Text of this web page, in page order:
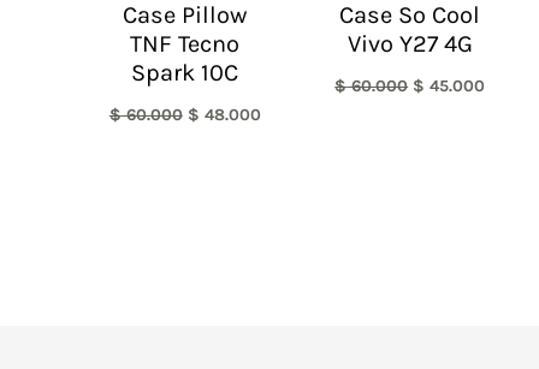
Case Pillow
TNF Tecno
Spark 10C
$60.000 $ 48.000
Case So Cool
Vivo Y27 4G
$60.000 $ 45.000